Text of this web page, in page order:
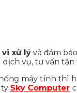
vi xử lý và đảm
vụ, tư vấn tận
máy tính thì
Sky Computer